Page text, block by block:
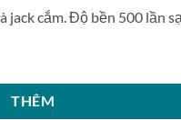
jack cắm. Độ bền 500 lần
THÊM